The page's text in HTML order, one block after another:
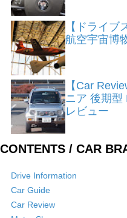
【ドライブ
航空宇宙博
【Car
ニア 後期型
レビュー
CONTENTS / CAR
Drive Information
Car Guide
Car Review